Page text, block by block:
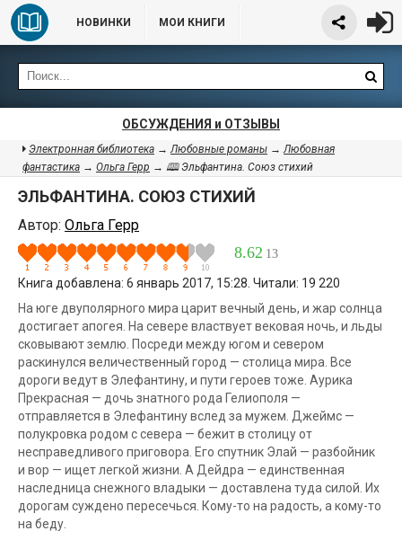
НОВИНКИ МОИ КНИГИ
ОБСУЖДЕНИЯ и ОТЗЫВЫ
Электронная библиотека →Любовные романы →Любовная
фантастика → Ольга Герр → 🕮 Эльфантина. Союз стихий
ЭЛЬФАНТИНА. СОЮЗ СТИХИЙ
Автор: Ольга Герр
8.62 13
Книга добавлена: 6 январь 2017, 15:28. Читали: 19 220
На юге двуполярного мира царит вечный день, и жар солнца
достигает апогея. На севере властвует вековая ночь, и льды
сковывают землю. Посреди между югом и севером
раскинулся величественный город — столица мира. Все
дороги ведут в Элефантину, и пути героев тоже. Аурика
Прекрасная — дочь знатного рода Гелиополя —
отправляется в Элефантину вслед за мужем. Джеймс —
полукровка родом с севера — бежит в столицу от
несправедливого приговора. Его спутник Элай — разбойник
и вор — ищет легкой жизни. А Дейдра — единственная
наследница снежного владыки — доставлена туда силой. Их
дорогам суждено пересечься. Кому-то на радость, а кому-то
на беду.